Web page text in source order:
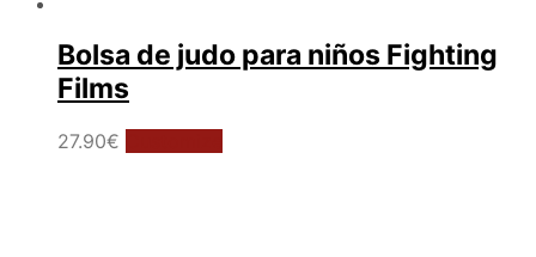
Bolsa de judo para niños Fighting
Films
27.90€